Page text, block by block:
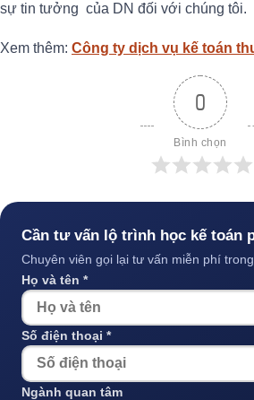
sự tin tưởng của DN đối với chúng tôi.
Xem thêm: Công ty dịch vụ kế toán
0
Bình chọn
Cần tư vấn lộ trình học kế toán
Chuyên viên gọi lại tư vấn miễn phí
Họ và tên *
Số điện thoại *
Ngành quan tâm